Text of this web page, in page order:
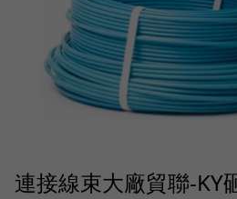
連接線束大廠貿聯-KY